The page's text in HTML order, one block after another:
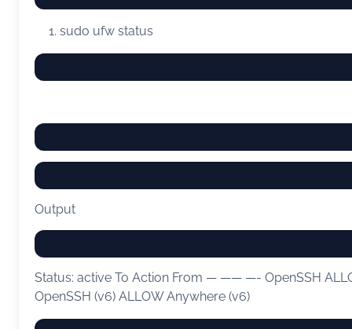
sudo ufw status
Output
Status: active To Action From — —— —- OpenSSH
OpenSSH (v6) ALLOW Anywhere (v6)